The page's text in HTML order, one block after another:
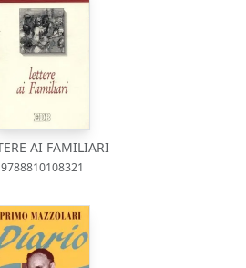
AI FAMILIARI
9788810108321